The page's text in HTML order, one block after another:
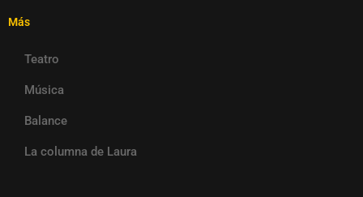
Más
Teatro
Música
Balance
La columna de Laura